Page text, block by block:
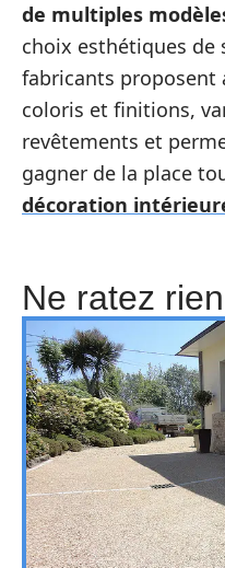
de multiples
choix esthétiques de
fabricants proposent
coloris et finitions,
revêtements et
gagner de la place
décoration
Ne ratez